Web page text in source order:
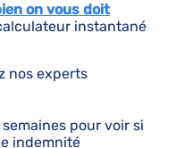
on vous doit
instantané
nos experts
pour voir si
indemnité